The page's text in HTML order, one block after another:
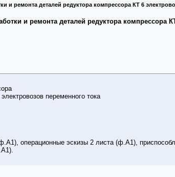
и ремонта деталей редуктора компрессора КТ 6
и ремонта деталей редуктора компрессора
переменного тока
операционные эскизы 2 листа (ф.А1),